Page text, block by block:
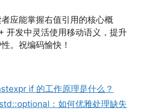
应能掌握右值引用的核心概
开发中灵活使用移动语义，提升
。祝编码愉快！
if 的工作原理是什么？
：如何优雅处理缺失